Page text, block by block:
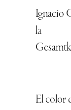
Ignacio
la
El color